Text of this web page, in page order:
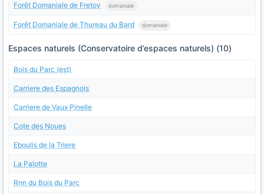
Forêt Domaniale de Fretoy domaniale
Forêt Domaniale de Thureau du Bard domaniale
Espaces naturels (Conservatoire d’espaces naturels) (10)
Bois du Parc (est)
Carriere des Espagnols
Carriere de Vaux Pinelle
Cote des Noues
Eboulis de la Triere
La Palotte
Rnn du Bois du Parc